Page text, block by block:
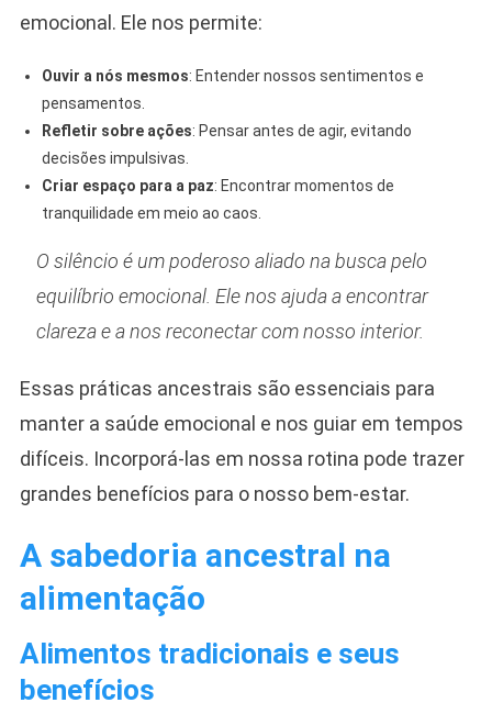
emocional. Ele nos permite:
Ouvir a nós mesmos: Entender nossos sentimentos e
pensamentos.
Refletir sobre ações: Pensar antes de agir, evitando
decisões impulsivas.
Criar espaço para a paz: Encontrar momentos de
tranquilidade em meio ao caos.
O silêncio é um poderoso aliado na busca pelo
equilíbrio emocional. Ele nos ajuda a encontrar
clareza e a nos reconectar com nosso interior.
Essas práticas ancestrais são essenciais para
manter a saúde emocional e nos guiar em tempos
difíceis. Incorporá-las em nossa rotina pode trazer
grandes benefícios para o nosso bem-estar.
A sabedoria ancestral na
alimentação
Alimentos tradicionais e seus
benefícios